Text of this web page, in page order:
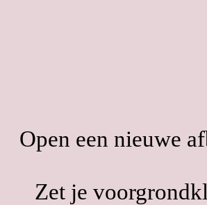
Open een nieuwe
Zet je